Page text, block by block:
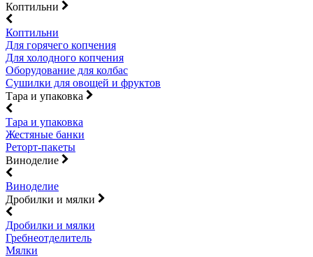
Коптильни
Коптильни
Для горячего копчения
Для холодного копчения
Оборудование для колбас
Сушилки для овощей и фруктов
Тара и упаковка
Тара и упаковка
Жестяные банки
Реторт-пакеты
Виноделие
Виноделие
Дробилки и мялки
Дробилки и мялки
Гребнеотделитель
Мялки